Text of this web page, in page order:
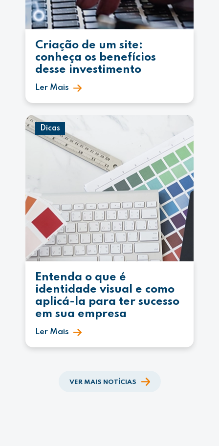
Criação de um site:
conheça os benefícios
desse investimento
Ler Mais
Dicas
Entenda o que é
identidade visual e como
aplicá-la para ter sucesso
em sua empresa
Ler Mais
VER MAIS NOTÍCIAS